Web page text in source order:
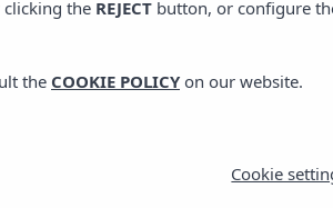
the REJECTbutton, or configure
the COOKIE POLICYon our website.
Cookie